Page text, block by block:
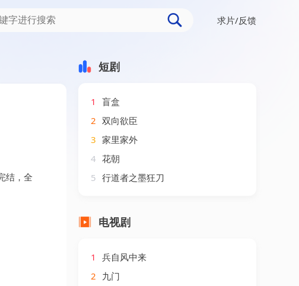
求片/反馈
结，全
短剧
1
盲盒
2 双向欲臣
3 家里家外
4 花朝
5 行道者之墨狂刀
电视剧
1
兵自风中来
2 九门